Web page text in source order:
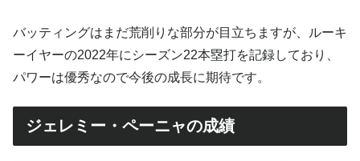
バッティングはまだ荒削りな部分が目立ちますが、ルーキ
ーイヤーの2022年にシーズン22本塁打を記録しており、
パワーは優秀なので今後の成長に期待です。
ジェレミー・ペーニャの成績